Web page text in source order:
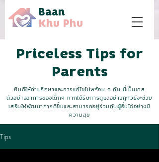
Baan
Khu Phu
Priceless Tips for
Parents
ยินดีให้คำปรึกษาและการแก้ไขไปพร้อม ๆ กัน นี่เป็นเคส
ตัวอย่างอาการของเด็กๆ หากได้รับการดูแลอย่างถูกวิธีจะช่วย
เสริมให้พัฒนาการดีขึ้นและสามารถอยู่ร่วมกับผู้อื่นได้อย่างมี
ความสุข
Tips